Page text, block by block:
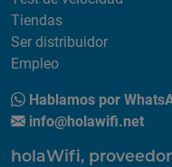
Tiendas
Ser distribuidor
Empleo
Hablamos por
info@holawifi.net
holaWifi,